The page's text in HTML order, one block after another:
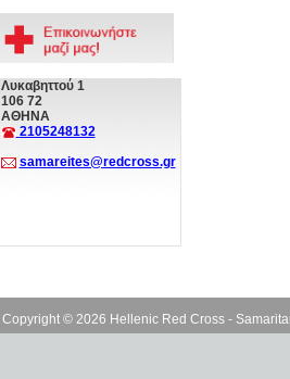
Λυκαβηττού 1
106 72
ΑΘΗΝΑ
2105248132
samareites@redcross.gr
Copyright © 2026 Hellenic Red Cross -